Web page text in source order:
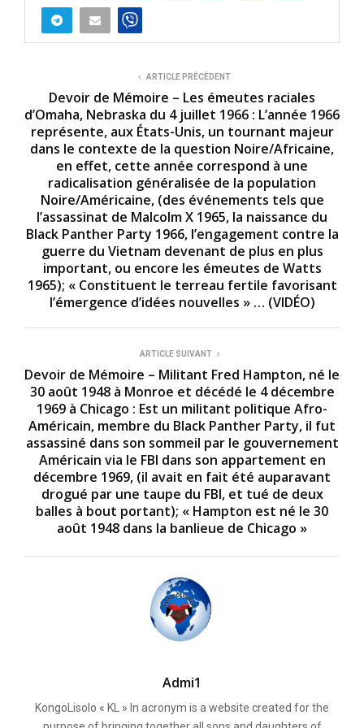
s
n
e
d
ARTICLE PRÉCÉDENT
Devoir de Mémoire – Les émeutes raciales
d’Omaha, Nebraska du 4 juillet 1966 : L’année 1966
représente, aux États-Unis, un tournant majeur
dans le contexte de la question Noire/Africaine,
en effet, cette année correspond à une
radicalisation généralisée de la population
Noire/Américaine, (des événements tels que
l’assassinat de Malcolm X 1965, la naissance du
Black Panther Party 1966, l’engagement contre la
guerre du Vietnam devenant de plus en plus
important, ou encore les émeutes de Watts
1965); « Constituent le terreau fertile favorisant
l’émergence d’idées nouvelles » … (VIDÉO)
ARTICLE SUIVANT
Devoir de Mémoire – Militant Fred Hampton, né le
30 août 1948 à Monroe et décédé le 4 décembre
1969 à Chicago : Est un militant politique Afro-
Américain, membre du Black Panther Party, il fut
assassiné dans son sommeil par le gouvernement
Américain via le FBI dans son appartement en
décembre 1969, (il avait en fait été auparavant
drogué par une taupe du FBI, et tué de deux
balles à bout portant); « Hampton est né le 30
août 1948 dans la banlieue de Chicago »
Admi1
KongoLisolo « KL » In acronym is a website created for the